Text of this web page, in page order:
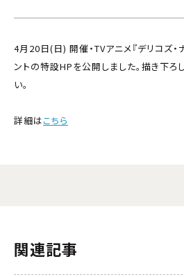
4月20日(日) 開催・TVアニメ『デリコズ・
ントの特設HPを公開しました。描き下ろ
い。
詳細はこちら
関連記事